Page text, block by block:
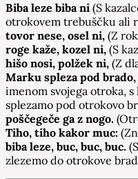
Biba leze biba ni (S
otrokovem trebuščku ali
tovor nese, osel ni, (Z
roge kaže, kozel ni, (S
hišo nosi, polžek ni, (Z
Marku spleza pod brado,
imenom svojega otroka,
splezamo pod otrokovo
poščegeče ga z nogo.
Tiho, tiho kakor muc:
biba leze, buc, buc, buc.
zlezemo do otrokove